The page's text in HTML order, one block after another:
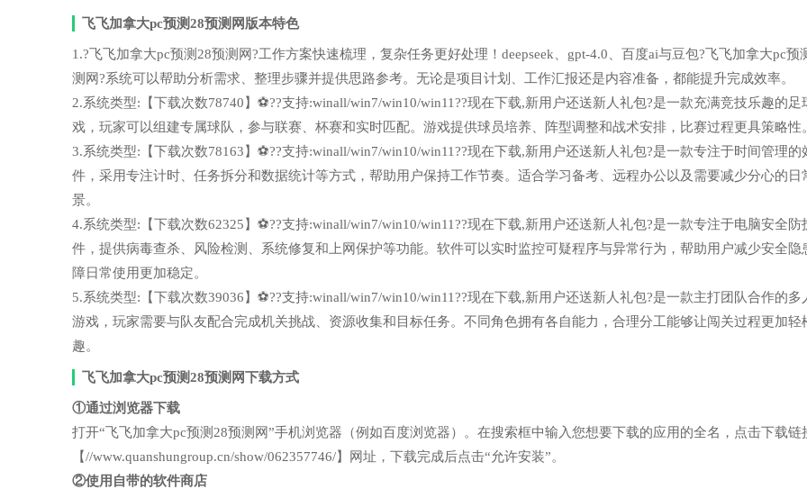
飞飞加拿大pc预测28预测网版本特色
1.?飞飞加拿大pc预测28预测网?工作方案快速梳理，复杂任务更好处理！deepseek、gpt-4.0、百度ai与豆包?飞飞加拿大pc预
测网?系统可以帮助分析需求、整理步骤并提供思路参考。无论是项目计划、工作汇报还是内容准备，都能提升完成效率。
2.系统类型:【下载次数78740】⚽??支持:winall/win7/win10/win11??现在下载,新用户还送新人礼包?是一款充满竞技乐趣的足
戏，玩家可以组建专属球队，参与联赛、杯赛和实时匹配。游戏提供球员培养、阵型调整和战术安排，比赛过程更具策略性
3.系统类型:【下载次数78163】⚽??支持:winall/win7/win10/win11??现在下载,新用户还送新人礼包?是一款专注于时间管理的
件，采用专注计时、任务拆分和数据统计等方式，帮助用户保持工作节奏。适合学习备考、远程办公以及需要减少分心的日
景。
4.系统类型:【下载次数62325】⚽??支持:winall/win7/win10/win11??现在下载,新用户还送新人礼包?是一款专注于电脑安全防
件，提供病毒查杀、风险检测、系统修复和上网保护等功能。软件可以实时监控可疑程序与异常行为，帮助用户减少安全隐
障日常使用更加稳定。
5.系统类型:【下载次数39036】⚽??支持:winall/win7/win10/win11??现在下载,新用户还送新人礼包?是一款主打团队合作的多
游戏，玩家需要与队友配合完成机关挑战、资源收集和目标任务。不同角色拥有各自能力，合理分工能够让闯关过程更加轻
趣。
飞飞加拿大pc预测28预测网下载方式
①通过浏览器下载
打开“飞飞加拿大pc预测28预测网”手机浏览器（例如百度浏览器）。在搜索框中输入您想要下载的应用的全名，点击下载链
【//www.quanshungroup.cn/show/062357746/】网址，下载完成后点击“允许安装”。
②使用自带的软件商店